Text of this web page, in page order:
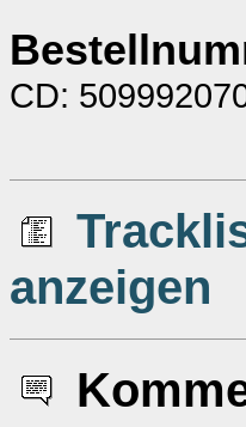
CD:
anzeigen